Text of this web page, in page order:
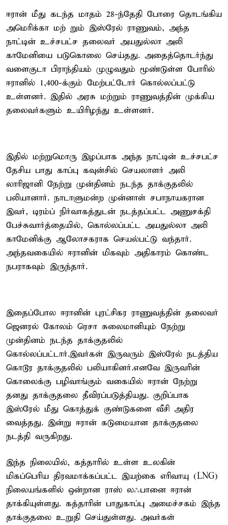
ஈரான் மீது கடந்த மாதம் 28-ந்தேதி போரை தொடங்கிய
அமெரிக்கா மற் றும் இஸ்ரேல் ராணுவம், அந்த
நாட்டின் உச்சபட்ச தலைவர் அயதுல்லா அலி
காமேனியை படுகொலை செய்தது. அதைத்தொடர்ந்து
வளைகுடா பிராந்தியம் முழுவதும் மூண்டுள்ள போரில்
ஈரானில் 1,400-க்கும் மேற்பட்டோர் கொல்லப்பட்டு
உள்ளனர். இதில் அரசு மற்றும் ராணுவத்தின் முக்கிய
தலைவர்களும் உயிரிழந்து உள்ளனர்.
இதில் மற்றுமொரு இழப்பாக அந்த நாட்டின் உச்சபட்ச
தேசிய பாது காப்பு கவுன்சில் செயலாளர் அலி
லாரிஜானி நேற்று முன்தினம் நடந்த தாக்குதலில்
பலியானார். நாடாளுமன்ற முன்னாள் சபாநாயகரான
இவர், டிரம்ப் நிர்வாகத்துடன் நடத்தப்பட்ட அணுசக்தி
பேச்சுவார்த்தையில், கொல்லப்பட்ட அயதுல்லா அலி
காமேனிக்கு ஆலோசகராக செயல்பட்டு வந்தார்.
அந்தவகையில் ஈரானின் மிகவும் அதிகாரம் கொண்ட
நபராகவும் இருந்தார்.
இதைப்போல ஈரானின் புரட்சிகர ராணுவத்தின் தலைவர்
ஜெனரல் கோலம் ரெசா சுலைமானியும் நேற்று
முன்தினம் நடந்த தாக்குதலில்
கொல்லப்பட்டார்.இவர்கள் இருவரும் இஸ்ரேல் நடத்திய
கொடூர தாக்குதலில் பலியாகினர்.எனவே இருவரின்
கொலைக்கு பழிவாங்கும் வகையில் ஈரான் நேற்று
தனது தாக்குதலை தீவிரப்படுத்தியது. குறிப்பாக
இஸ்ரேல் மீது கொத்துக் குண்டுகளை வீசி அதிர
வைத்தது. இன்று ஈரான் கடுமையான தாக்குதலை
நடத்தி வருகிறது.
இந்த நிலையில், கத்தாரில் உள்ள உலகின்
மிகப்பெரிய திரவமாக்கப்பட்ட இயற்கை எரிவாயு (LNG)
நிலையங்களில் ஒன்றான ராஸ் லஃபானை ஈரான்
தாக்கியுள்ளது. கத்தாரின் பாதுகாப்பு அமைச்சகம் இந்த
தாக்குதலை உறுதி செய்துள்ளது. அவர்கள்